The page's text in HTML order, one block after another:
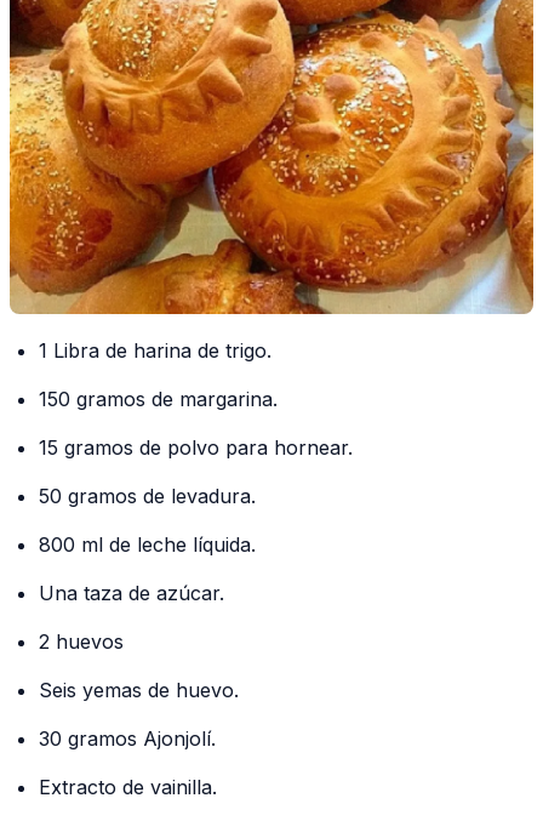
1 Libra de harina de trigo.
150 gramos de margarina.
15 gramos de polvo para hornear.
50 gramos de levadura.
800 ml de leche líquida.
Una taza de azúcar.
2 huevos
Seis yemas de huevo.
30 gramos Ajonjolí.
Extracto de vainilla.